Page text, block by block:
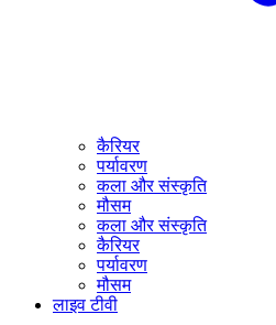
कैरियर
पर्यावरण
कला और संस्कृति
मौसम
कला और संस्कृति
कैरियर
पर्यावरण
मौसम
लाइव टीवी